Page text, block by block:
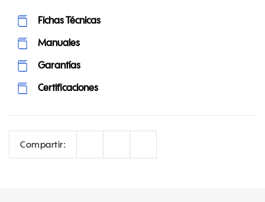
Fichas Técnicas
Manuales
Garantías
Certificaciones
Compartir: